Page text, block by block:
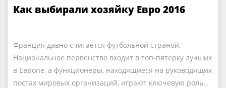
Как выбирали хозяйку Евро 2016
Франция давно считается футбольной страной.
Национальное первенство входит в топ-пятерку лучших
в Европе, а функционеры, находящиеся на руководящих
постах мировых организаций, играют ключевую роль…